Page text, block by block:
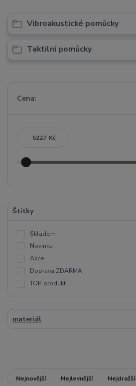
Vibroakustické pomůcky
Taktilní pomůcky
Cena:
Kč
Štítky
Skladem
Novinka
Akce
Doprava ZDARMA
TOP produkt
materiál
Nejnovější Nejlevnější Nejdražší